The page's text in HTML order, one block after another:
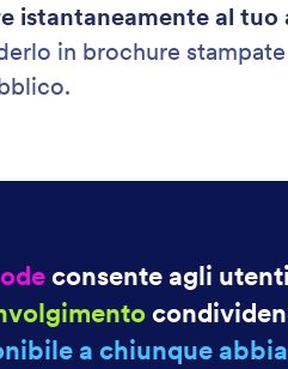
istantaneamente al tuo
in brochure
consente agli
a chiunque